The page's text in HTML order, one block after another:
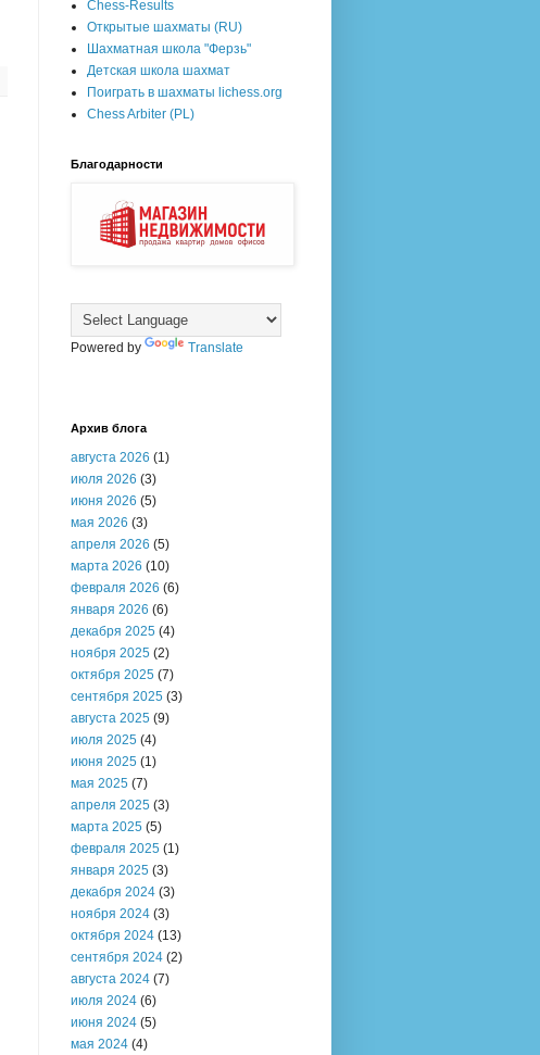
Chess-Results
Открытые шахматы (RU)
Шахматная школа "Ферзь"
Детская школа шахмат
Поиграть в шахматы lichess.org
Chess Arbiter (PL)
Благодарности
Powered by Translate
Архив блога
августа 2026 (1)
июля 2026 (3)
июня 2026 (5)
мая 2026 (3)
апреля 2026 (5)
марта 2026 (10)
февраля 2026 (6)
января 2026 (6)
декабря 2025 (4)
ноября 2025 (2)
октября 2025 (7)
сентября 2025 (3)
августа 2025 (9)
июля 2025 (4)
июня 2025 (1)
мая 2025 (7)
апреля 2025 (3)
марта 2025 (5)
февраля 2025 (1)
января 2025 (3)
декабря 2024 (3)
ноября 2024 (3)
октября 2024 (13)
сентября 2024 (2)
августа 2024 (7)
июля 2024 (6)
июня 2024 (5)
мая 2024 (4)